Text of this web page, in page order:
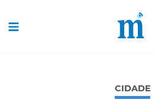
CIDADE